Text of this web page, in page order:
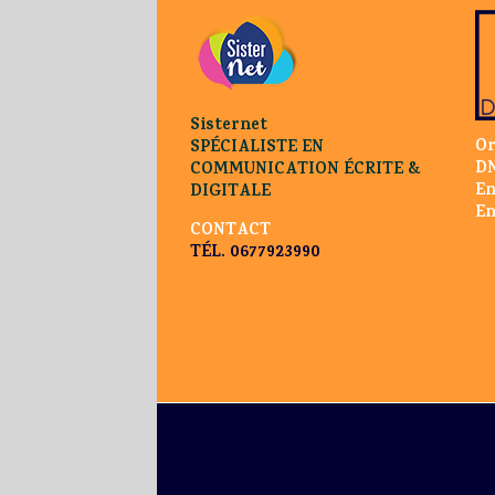
Sisternet
SPÉCIALISTE EN
COMMUNICATION ÉCRITE &
DIGITALE
CONTACT
TÉL. 0677923990